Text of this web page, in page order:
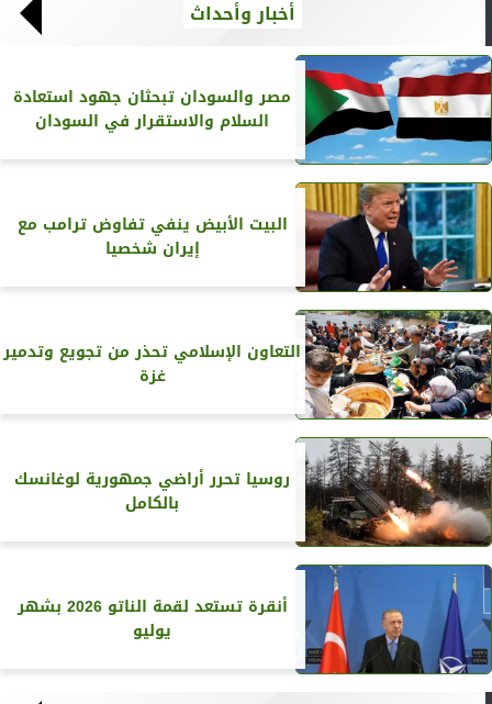
أخبار وأحداث
مصر والسودان تبحثان جهود استعادة
السلام والاستقرار في السودان
البيت الأبيض ينفي تفاوض ترامب مع
إيران شخصيا
التعاون الإسلامي تحذر من تجويع وتدمير
غزة
روسيا تحرر أراضي جمهورية لوغانسك
بالكامل
أنقرة تستعد لقمة الناتو 2026 بشهر
يوليو